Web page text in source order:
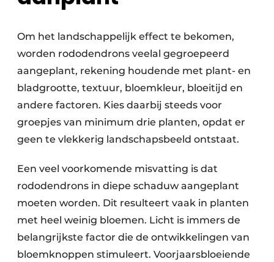
Om het landschappelijk effect te bekomen,
worden rododendrons veelal gegroepeerd
aangeplant, rekening houdende met plant- en
bladgrootte, textuur, bloemkleur, bloeitijd en
andere factoren. Kies daarbij steeds voor
groepjes van minimum drie planten, opdat er
geen te vlekkerig landschapsbeeld ontstaat.
Een veel voorkomende misvatting is dat
rododendrons in diepe schaduw aangeplant
moeten worden. Dit resulteert vaak in planten
met heel weinig bloemen. Licht is immers de
belangrijkste factor die de ontwikkelingen van
bloemknoppen stimuleert. Voorjaarsbloeiende